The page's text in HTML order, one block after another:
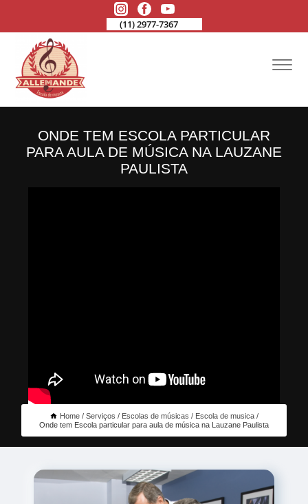
(11) 2977-7367
ONDE TEM ESCOLA PARTICULAR
PARA AULA DE MÚSICA NA LAUZANE
PAULISTA
Home Serviços Escolas de músicas
Escola de musica
Onde tem Escola particular para aula de música na Lauzane Paulista